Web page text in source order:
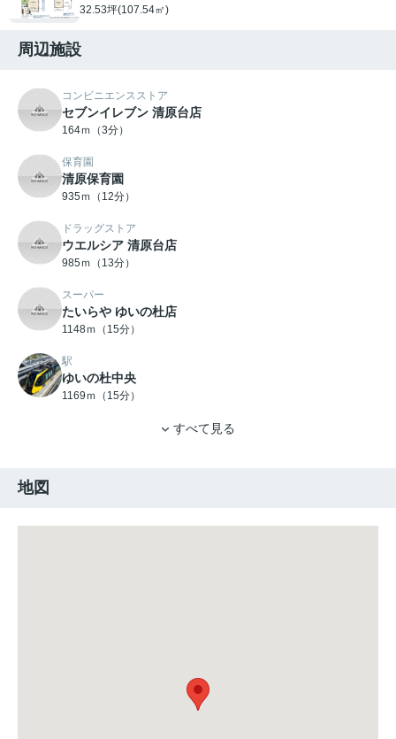
32.53坪(107.54㎡)
周辺施設
コンビニエンスストア
セブンイレブン 清原台店
164ｍ（3分）
保育園
清原保育園
935ｍ（12分）
ドラッグストア
ウエルシア 清原台店
985ｍ（13分）
スーパー
たいらや ゆいの杜店
1148ｍ（15分）
駅
ゆいの杜中央
1169ｍ（15分）
すべて見る
地図